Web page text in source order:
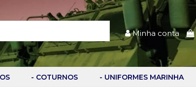
Minha conta
- COTURNOS - UNIFORMES MARINHA